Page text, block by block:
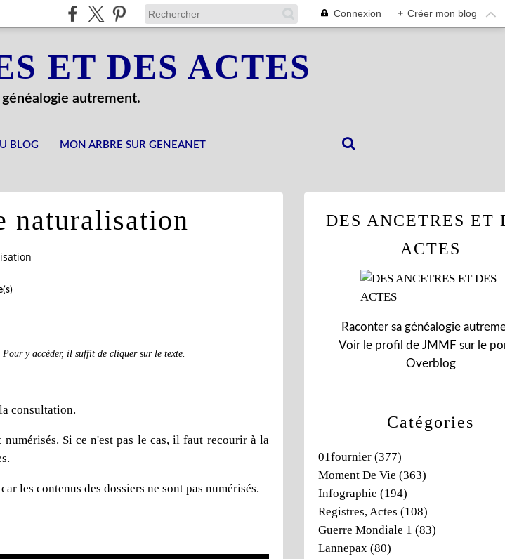
Connexion + Créer mon blog
ET DES ACTES
généalogie autrement.
BLOG MON ARBRE SUR GENEANET
naturalisation
y accéder, il suffit de cliquer sur le texte.
consultation.
Si ce n'est pas le cas, il faut recourir à la
les contenus des dossiers ne sont pas numérisés.
Catégories
01fournier (377)
Moment De Vie (363)
Infographie (194)
Registres, Actes (108)
Guerre Mondiale 1 (83)
Lannepax (80)
DES ANCETRES ET
ACTES
Raconter sa généalogie
Voir le profil de JMMF sur le
Overblog